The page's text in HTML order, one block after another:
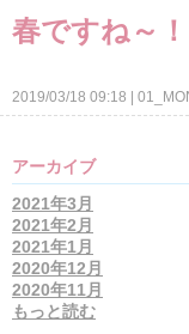
春ですね～！
2019/03/18 09:18
アーカイブ
2021年3月
2021年2月
2021年1月
2020年12月
2020年11月
もっと読む